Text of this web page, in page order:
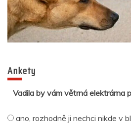
Ankety
Vadila by vám větrná elektrárna
ano, rozhodně ji nechci nikde v